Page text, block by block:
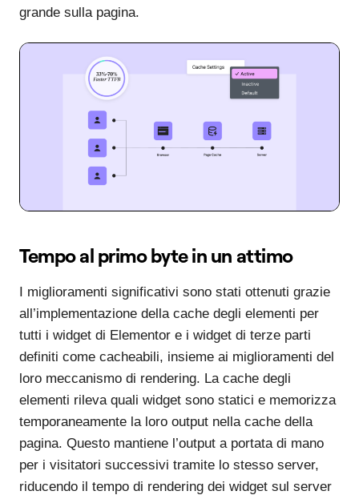
grande sulla pagina.
Tempo al primo byte in un attimo
I miglioramenti significativi sono stati ottenuti grazie
all’implementazione della cache degli elementi per
tutti i widget di Elementor e i widget di terze parti
definiti come cacheabili, insieme ai miglioramenti del
loro meccanismo di rendering. La cache degli
elementi rileva quali widget sono statici e memorizza
temporaneamente la loro output nella cache della
pagina. Questo mantiene l’output a portata di mano
per i visitatori successivi tramite lo stesso server,
riducendo il tempo di rendering dei widget sul server